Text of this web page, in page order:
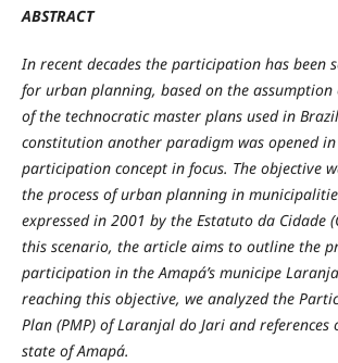
ABSTRACT
In recent decades the participation has been
for urban planning, based on the assumption
of the technocratic master plans used in
constitution another paradigm was opened
participation concept in focus. The objective
the process of urban planning in
expressed in 2001 by the Estatuto da Cidade
this scenario, the article aims to outline the
participation in the Amapá’s municipe
reaching this objective, we analyzed the
Plan (PMP) of Laranjal do Jari and references
state of Amapá.